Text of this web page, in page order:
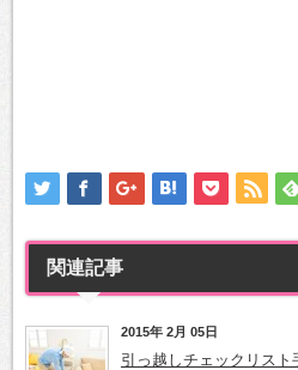
関連記事
2015年 2月 05日
引っ越しチェックリスト